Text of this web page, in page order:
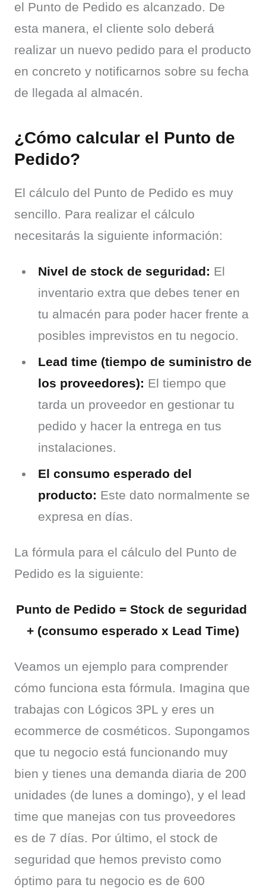
el Punto de Pedido es alcanzado. De
esta manera, el cliente solo deberá
realizar un nuevo pedido para el producto
en concreto y notificarnos sobre su fecha
de llegada al almacén.
¿Cómo calcular el Punto de
Pedido?
El cálculo del Punto de Pedido es muy
sencillo. Para realizar el cálculo
necesitarás la siguiente información:
Nivel de stock de seguridad: El
inventario extra que debes tener en
tu almacén para poder hacer frente a
posibles imprevistos en tu negocio.
Lead time (tiempo de suministro de
los proveedores): El tiempo que
tarda un proveedor en gestionar tu
pedido y hacer la entrega en tus
instalaciones.
El consumo esperado del
producto: Este dato normalmente se
expresa en días.
La fórmula para el cálculo del Punto de
Pedido es la siguiente:
Punto de Pedido = Stock de seguridad
+ (consumo esperado x Lead Time)
Veamos un ejemplo para comprender
cómo funciona esta fórmula. Imagina que
trabajas con Lógicos 3PL y eres un
ecommerce de cosméticos. Supongamos
que tu negocio está funcionando muy
bien y tienes una demanda diaria de 200
unidades (de lunes a domingo), y el lead
time que manejas con tus proveedores
es de 7 días. Por último, el stock de
seguridad que hemos previsto como
óptimo para tu negocio es de 600